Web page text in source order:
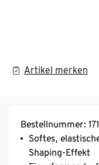
Artikel merken
Bestellnummer:
Softes,
Shaping-Effekt